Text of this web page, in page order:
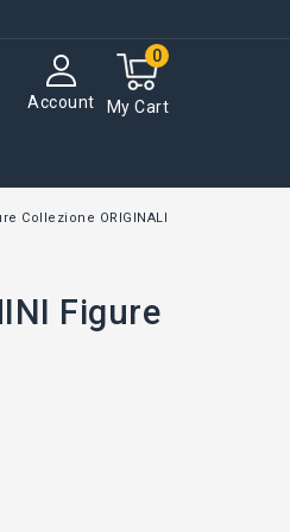
My Cart
0
Account
Collezione ORIGINALI
Figure